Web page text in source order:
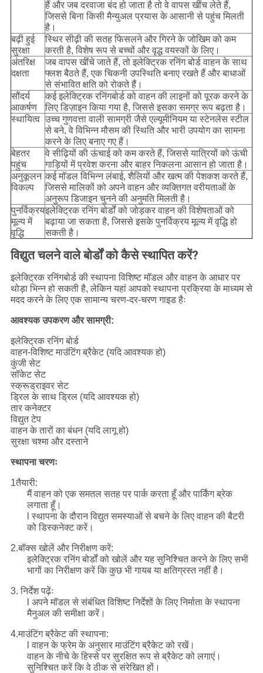
हैं और जब दरवाजा बंद हो जाता है तो वे वापस खींच लेते हैं,
जिससे बिना किसी मैन्युअल प्रयास के आसानी से पहुंच मिलती
है।
बढ़ी हुई
सुरक्षा
स्थिर सीढ़ी की सतह फिसलने और गिरने के जोखिम को कम
करती है, विशेष रूप से बच्चों और वृद्ध वयस्कों के लिए।
अंतरिक्ष
दक्षता
जब वापस खींचे जाते हैं, तो इलेक्ट्रिक रनिंग बोर्ड वाहन के साथ
फ्लश बैठते हैं, एक चिकनी उपस्थिति बनाए रखते हैं और बाधाओं
से संभावित क्षति को रोकते हैं।
सौंदर्य
आकर्षण
कई इलेक्ट्रिक रनिंगबोर्ड को वाहन की लाइनों को पूरक करने के
लिए डिज़ाइन किया गया है, जिससे इसका समग्र रूप बढ़ता है।
स्थायित्व उच्च गुणवत्ता वाली सामग्री जैसे एल्यूमीनियम या स्टेनलेस स्टील
से बने, वे विभिन्न मौसम की स्थिति और भारी उपयोग का सामना
करने के लिए बनाए गए हैं।
बेहतर
पहुंच
वे सीढ़ियों की ऊंचाई को कम करते हैं, जिससे यात्रियों को ऊंची
गाड़ियों में प्रवेश करना और बाहर निकलना आसान हो जाता है।
अनुकूलन
विकल्प
कई मॉडल विभिन्न लंबाई, शैलियों और खत्म की पेशकश करते हैं,
जिससे मालिकों को अपने वाहन और व्यक्तिगत वरीयताओं के
अनुरूप डिजाइन चुनने की अनुमति मिलती है।
पुनर्विक्रय
मूल्य में
वृद्धि
इलेक्ट्रिक रनिंग बोर्डों को जोड़कर वाहन की विशेषताओं को
बढ़ाया जा सकता है, जिससे इसके पुनर्विक्रय मूल्य में वृद्धि हो
सकती है।
विद्युत चलने वाले बोर्डों को कैसे स्थापित करें?
इलेक्ट्रिक रनिंगबोर्ड की स्थापना विशिष्ट मॉडल और वाहन के आधार पर
थोड़ा भिन्न हो सकती है, लेकिन यहां आपको स्थापना प्रक्रिया के माध्यम से
मदद करने के लिए एक सामान्य चरण-दर-चरण गाइड हैः
आवश्यक उपकरण और सामग्री:
इलेक्ट्रिक रनिंग बोर्ड
वाहन-विशिष्ट माउंटिंग ब्रैकेट (यदि आवश्यक हो)
कुंजी सेट
सॉकेट सेट
स्क्रूड्राइवर सेट
ड्रिल के साथ ड्रिल (यदि आवश्यक हो)
तार कनेक्टर
विद्युत टेप
वाहन के तारों का बंधन (यदि लागू हो)
सुरक्षा चश्मा और दस्ताने
स्थापना चरणः
1तैयारी:
मैं वाहन को एक समतल सतह पर पार्क करता हूँ और पार्किंग ब्रेक
लगाता हूँ।
l स्थापना के दौरान विद्युत समस्याओं से बचने के लिए वाहन की बैटरी
को डिस्कनेक्ट करें।
2.बॉक्स खोलें और निरीक्षण करें:
इलेक्ट्रिक रनिंग बोर्डों को खोलें और यह सुनिश्चित करने के लिए सभी
भागों का निरीक्षण करें कि कुछ भी गायब या क्षतिग्रस्त नहीं है।
3. निर्देश पढ़ेंः
l अपने मॉडल से संबंधित विशिष्ट निर्देशों के लिए निर्माता के स्थापना
मैनुअल की समीक्षा करें।
4.माउंटिंग ब्रैकेट की स्थापना:
l वाहन के फ्रेम के अनुसार माउंटिंग ब्रैकेट को रखें।
वाहन के नीचे के हिस्से पर सुरक्षित रूप से ब्रैकेट को लगाएं।
सुनिश्चित करें कि वे ठीक से संरेखित हों।